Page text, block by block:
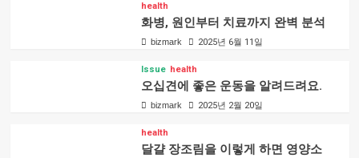
health
화병, 원인부터 치료까지 완벽 분석
bizmark 2025년 6월 11일
Issue health
오십견에 좋은 운동을 알려드려요.
bizmark 2025년 2월 20일
health
달걀 장조림을 이렇게 하면 영양소